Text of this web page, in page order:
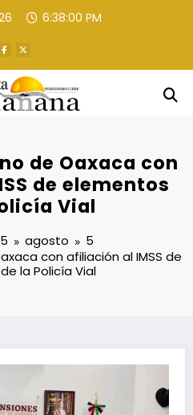
6:38:01 PM
de Oaxaca con
de elementos
Vial
agosto
5
con afiliación al IMSS de
la Policía Vial